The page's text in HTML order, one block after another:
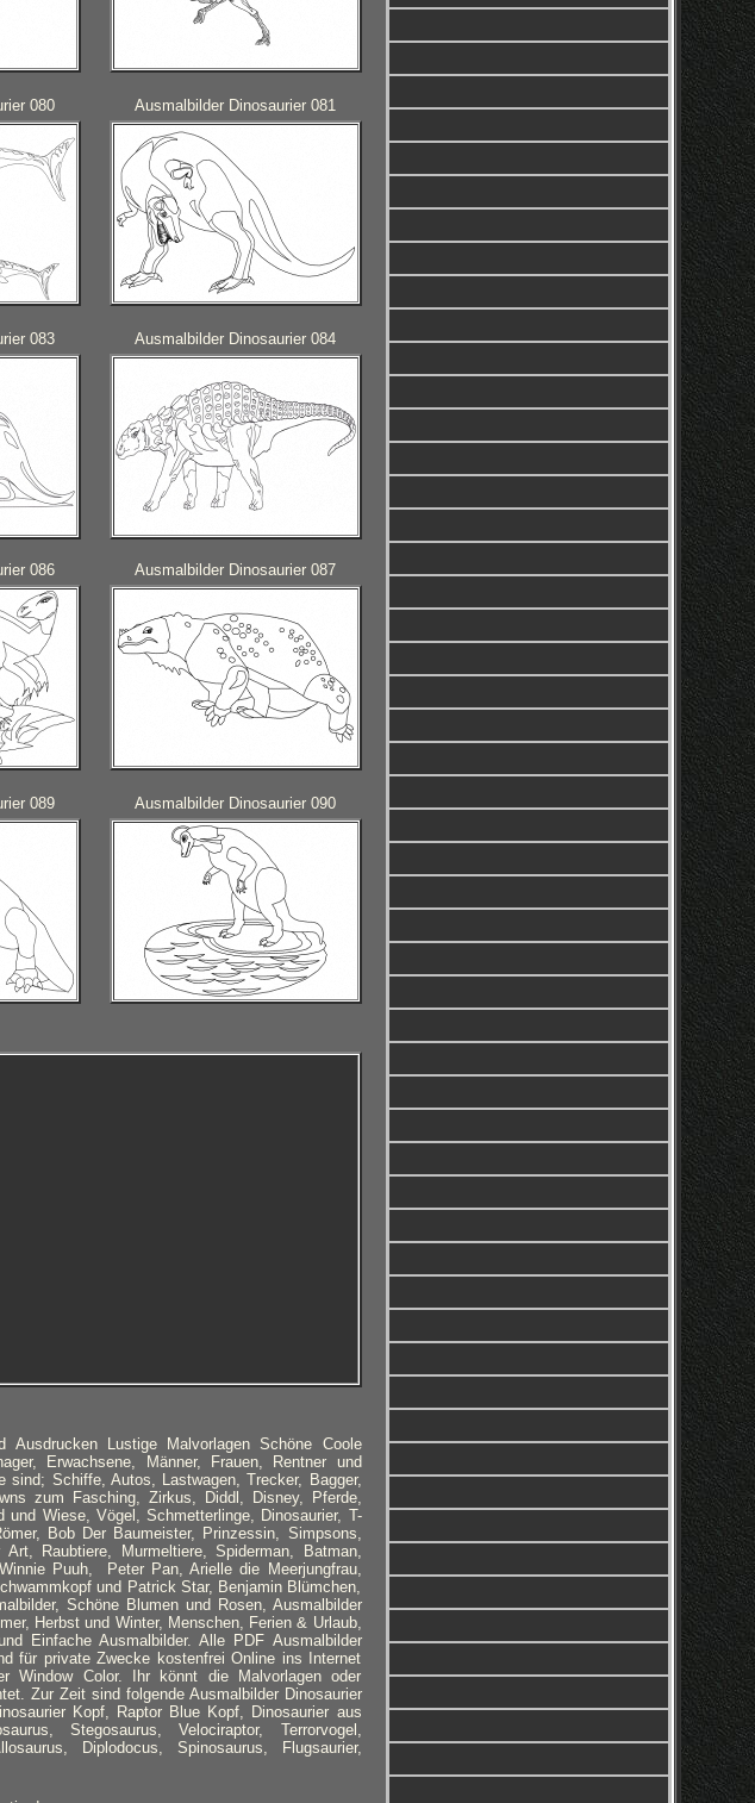
080 Ausmalbilder Dinosaurier 081
083 Ausmalbilder Dinosaurier 084
086 Ausmalbilder Dinosaurier 087
089 Ausmalbilder Dinosaurier 090
Lustige Malvorlagen Schöne Coole
Erwachsene, Männer, Frauen, Rentner und
sind; Schiffe, Autos, Lastwagen, Trecker, Bagger,
zum Fasching, Zirkus, Diddl, Disney, Pferde,
und Wiese, Vögel, Schmetterlinge, Dinosaurier, T-
Bob Der Baumeister, Prinzessin, Simpsons,
Raubtiere, Murmeltiere, Spiderman, Batman,
Puuh, Peter Pan, Arielle die Meerjungfrau,
und Patrick Star, Benjamin Blümchen,
Schöne Blumen und Rosen, Ausmalbilder
Herbst und Winter, Menschen, Ferien & Urlaub,
Einfache Ausmalbilder. Alle PDF Ausmalbilder
für private Zwecke kostenfrei Online ins Internet
Window Color. Ihr könnt die Malvorlagen oder
Zur Zeit sind folgende AusmalbilderDinosaurier
Kopf, Raptor Blue Kopf, Dinosaurier aus
Stegosaurus, Velociraptor, Terrorvogel,
Diplodocus, Spinosaurus, Flugsaurier,